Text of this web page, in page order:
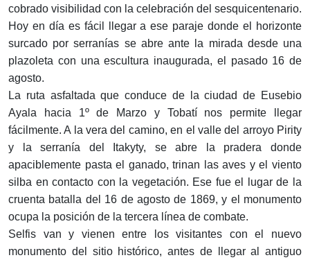
cobrado visibilidad con la celebración del sesquicentenario.
Hoy en día es fácil llegar a ese paraje donde el horizonte
surcado por serranías se abre ante la mirada desde una
plazoleta con una escultura inaugurada, el pasado 16 de
agosto.
La ruta asfaltada que conduce de la ciudad de Eusebio
Ayala hacia 1º de Marzo y Tobatí nos permite llegar
fácilmente. A la vera del camino, en el valle del arroyo Pirity
y la serranía del Itakyty, se abre la pradera donde
apaciblemente pasta el ganado, trinan las aves y el viento
silba en contacto con la vegetación. Ese fue el lugar de la
cruenta batalla del 16 de agosto de 1869, y el monumento
ocupa la posición de la tercera línea de combate.
Selfis van y vienen entre los visitantes con el nuevo
monumento del sitio histórico, antes de llegar al antiguo